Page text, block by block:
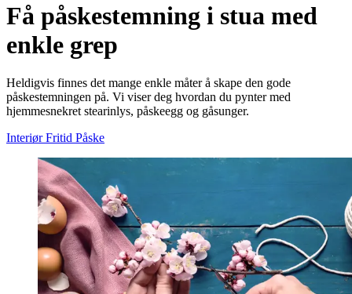
Få påskestemning i stua med
enkle grep
Heldigvis finnes det mange enkle måter å skape den gode
påskestemningen på. Vi viser deg hvordan du pynter med
hjemmesnekret stearinlys, påskeegg og gåsunger.
Interiør Fritid Påske